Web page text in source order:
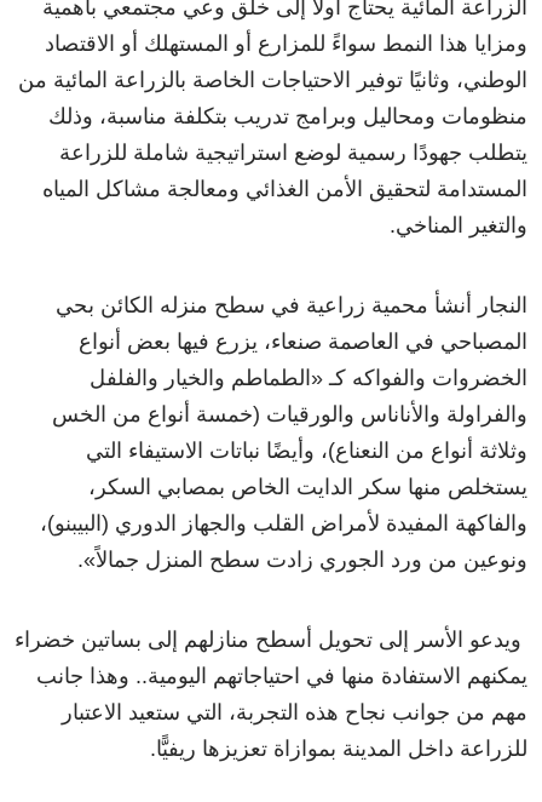
الزراعة المائية يحتاج أولاً إلى خلق وعي مجتمعي بأهمية
ومزايا هذا النمط سواءً للمزارع أو المستهلك أو الاقتصاد
الوطني، وثانيًا توفير الاحتياجات الخاصة بالزراعة المائية من
منظومات ومحاليل وبرامج تدريب بتكلفة مناسبة، وذلك
يتطلب جهودًا رسمية لوضع استراتيجية شاملة للزراعة
المستدامة لتحقيق الأمن الغذائي ومعالجة مشاكل المياه
والتغير المناخي.
النجار أنشأ محمية زراعية في سطح منزله الكائن بحي
المصباحي في العاصمة صنعاء، يزرع فيها بعض أنواع
الخضروات والفواكه كـ «الطماطم والخيار والفلفل
والفراولة والأناناس والورقيات (خمسة أنواع من الخس
وثلاثة أنواع من النعناع)، وأيضًا نباتات الاستيفاء التي
يستخلص منها سكر الدايت الخاص بمصابي السكر،
والفاكهة المفيدة لأمراض القلب والجهاز الدوري (البيبنو)،
ونوعين من ورد الجوري زادت سطح المنزل جمالاً».
ويدعو الأسر إلى تحويل أسطح منازلهم إلى بساتين خضراء
يمكنهم الاستفادة منها في احتياجاتهم اليومية.. وهذا جانب
مهم من جوانب نجاح هذه التجربة، التي ستعيد الاعتبار
للزراعة داخل المدينة بموازاة تعزيزها ريفيًّا.